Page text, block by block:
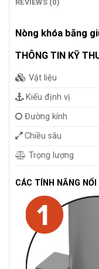
REVIEWS (0)
Nòng khóa băng
THÔNG TIN KỸ
Vật liệu
Kiểu định vị
Đường kính
Chiều sâu
Trọng lượng
CÁC TÍNH NĂNG